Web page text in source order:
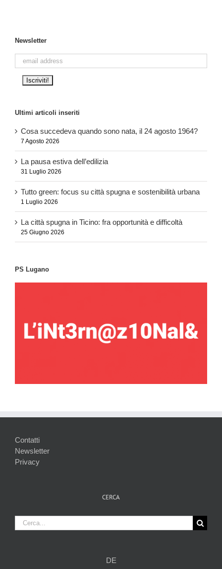
Newsletter
Ultimi articoli inseriti
Cosa succedeva quando sono nata, il 24 agosto 1964?
7 Agosto 2026
La pausa estiva dell’edilizia
31 Luglio 2026
Tutto green: focus su città spugna e sostenibilità urbana
1 Luglio 2026
La città spugna in Ticino: fra opportunità e difficoltà
25 Giugno 2026
PS Lugano
Contatti
Newsletter
Privacy
CERCA
Cerca
per:
DE